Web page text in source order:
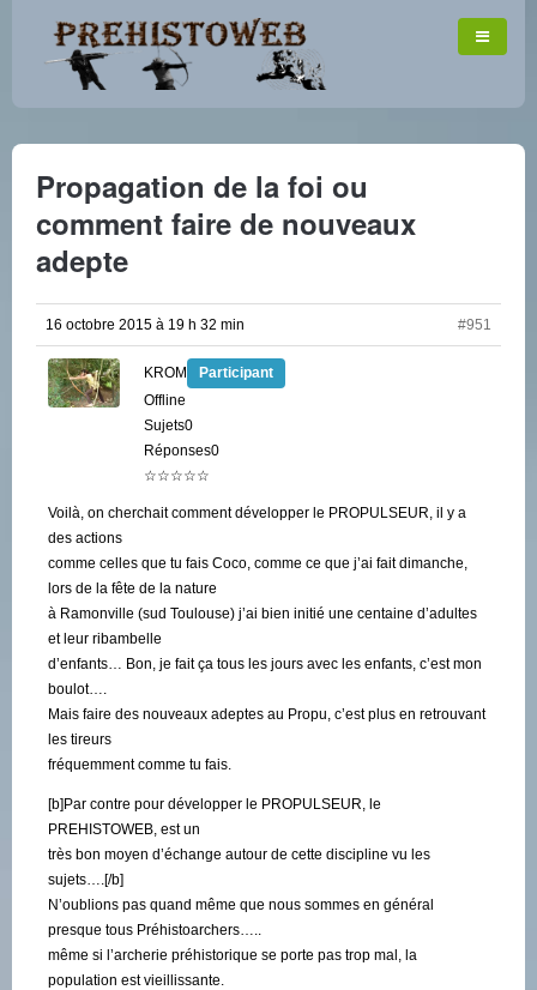
Propagation de la foi ou
comment faire de nouveaux
adepte
16 octobre 2015 à 19 h 32 min #951
KROM
Participant
Offline
Sujets0
Réponses0
☆☆☆☆☆
Voilà, on cherchait comment développer le PROPULSEUR, il y a
des actions
comme celles que tu fais Coco, comme ce que j’ai fait dimanche,
lors de la fête de la nature
à Ramonville (sud Toulouse) j’ai bien initié une centaine d’adultes
et leur ribambelle
d’enfants… Bon, je fait ça tous les jours avec les enfants, c’est mon
boulot….
Mais faire des nouveaux adeptes au Propu, c’est plus en retrouvant
les tireurs
fréquemment comme tu fais.
[b]Par contre pour développer le PROPULSEUR, le
PREHISTOWEB, est un
très bon moyen d’échange autour de cette discipline vu les
sujets….[/b]
N’oublions pas quand même que nous sommes en général
presque tous Préhistoarchers…..
même si l’archerie préhistorique se porte pas trop mal, la
population est vieillissante.